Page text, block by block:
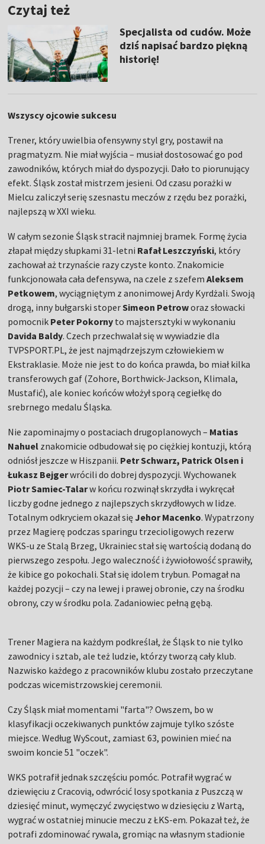
Czytaj też
Specjalista od cudów. Może
dziś napisać bardzo piękną
historię!
Wszyscy ojcowie sukcesu
Trener, który uwielbia ofensywny styl gry, postawił na
pragmatyzm. Nie miał wyjścia – musiał dostosować go pod
zawodników, których miał do dyspozycji. Dało to piorunujący
efekt. Śląsk został mistrzem jesieni. Od czasu porażki w
Mielcu zaliczył serię szesnastu meczów z rzędu bez porażki,
najlepszą w XXI wieku.
W całym sezonie Śląsk stracił najmniej bramek. Formę życia
złapał między słupkami 31-letni Rafał Leszczyński, który
zachował aż trzynaście razy czyste konto. Znakomicie
funkcjonowała cała defensywa, na czele z szefemAleksem
Petkowem, wyciągniętym z anonimowej Ardy Kyrdżali. Swoją
drogą, inny bułgarski stoperSimeon Petroworaz słowacki
pomocnik Peter Pokorny to majstersztyki w wykonaniu
Davida Baldy. Czech przechwalał się w wywiadzie dla
TVPSPORT.PL, że jest najmądrzejszym człowiekiem w
Ekstraklasie. Może nie jest to do końca prawda, bo miał kilka
transferowych gaf (Zohore, Borthwick-Jackson, Klimala,
Mustafić), ale koniec końców włożył sporą cegiełkę do
srebrnego medalu Śląska.
Nie zapominajmy o postaciach drugoplanowych – Matias
Nahuel znakomicie odbudował się po ciężkiej kontuzji, którą
odniósł jeszcze w Hiszpanii. Petr Schwarz, Patrick Olsen i
Łukasz Bejgerwrócili do dobrej dyspozycji. Wychowanek
Piotr Samiec-Talarw końcu rozwinął skrzydła i wykręcał
liczby godne jednego z najlepszych skrzydłowych w lidze.
Totalnym odkryciem okazał się Jehor Macenko. Wypatrzony
przez Magierę podczas sparingu trzecioligowych rezerw
WKS-u ze Stalą Brzeg, Ukrainiec stał się wartością dodaną do
pierwszego zespołu. Jego waleczność i żywiołowość sprawiły,
że kibice go pokochali. Stał się idolem trybun. Pomagał na
każdej pozycji – czy na lewej i prawej obronie, czy na środku
obrony, czy w środku pola. Zadaniowiec pełną gębą.
Trener Magiera na każdym podkreślał, że Śląsk to nie tylko
zawodnicy i sztab, ale też ludzie, którzy tworzą cały klub.
Nazwisko każdego z pracowników klubu zostało przeczytane
podczas wicemistrzowskiej ceremonii.
Czy Śląsk miał momentami "farta"? Owszem, bo w
klasyfikacji oczekiwanych punktów zajmuje tylko szóste
miejsce. Według WyScout, zamiast 63, powinien mieć na
swoim koncie 51 "oczek".
WKS potrafił jednak szczęściu pomóc. Potrafił wygrać w
dziewięciu z Cracovią, odwrócić losy spotkania z Puszczą w
dziesięć minut, wymęczyć zwycięstwo w dziesięciu z Wartą,
wygrać w ostatniej minucie meczu z ŁKS-em. Pokazał też, że
potrafi zdominować rywala, gromiąc na własnym stadionie